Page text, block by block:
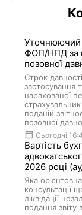
Уточнюючий
ФОП/НПД за
позовної
Строк
застосування
нарахованої
поданій
позовної
Сьогодні
Вартість
2026 році
Яка
консультації
ліквідації
подання